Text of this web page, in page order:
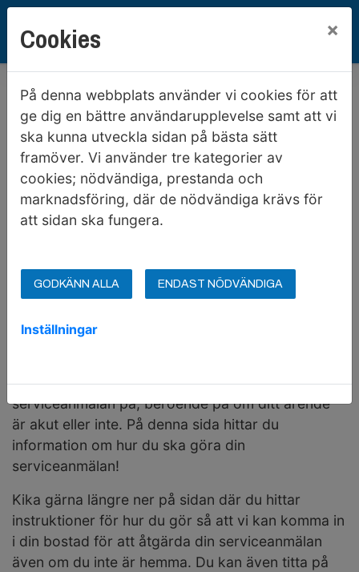
Hem
Serviceanmälan & driftinfo
Det finns flera sätt som du kan göra en
serviceanmälan på, beroende på om ditt ärende
är akut eller inte. På denna sida hittar du
information om hur du ska göra din
serviceanmälan!
Kika gärna längre ner på sidan där du hittar
instruktioner för hur du gör så att vi kan komma in
i din bostad för att åtgärda din serviceanmälan
även om du inte är hemma. Du kan även titta på
Cookies ×
På denna webbplats använder vi cookies för att
ge dig en bättre användarupplevelse samt att vi
ska kunna utveckla sidan på bästa sätt
framöver. Vi använder tre kategorier av
cookies; nödvändiga, prestanda och
marknadsföring, där de nödvändiga krävs för
att sidan ska fungera.
GODKÄNN ALLA ENDAST NÖDVÄNDIGA
Inställningar